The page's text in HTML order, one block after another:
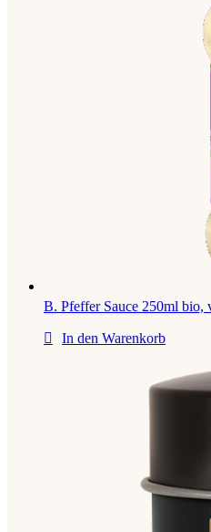
B. Pfeffer Sauce 250ml bio,
In den Warenkorb